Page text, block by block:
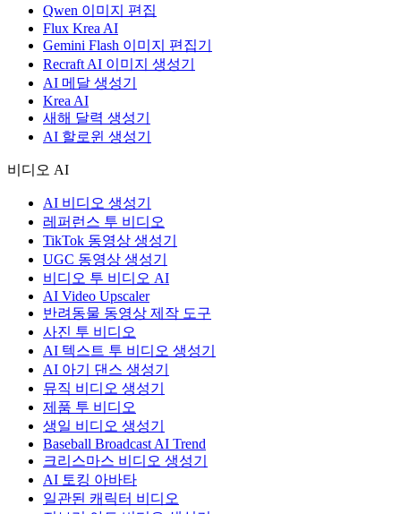
Qwen 이미지 편집
Flux Krea AI
Gemini Flash 이미지 편집기
Recraft AI 이미지 생성기
AI 메달 생성기
Krea AI
새해 달력 생성기
AI 할로윈 생성기
비디오 AI
AI 비디오 생성기
레퍼런스 투 비디오
TikTok 동영상 생성기
UGC 동영상 생성기
비디오 투 비디오 AI
AI Video Upscaler
반려동물 동영상 제작 도구
사진 투 비디오
AI 텍스트 투 비디오 생성기
AI 아기 댄스 생성기
뮤직 비디오 생성기
제품 투 비디오
생일 비디오 생성기
Baseball Broadcast AI Trend
크리스마스 비디오 생성기
AI 토킹 아바타
일관된 캐릭터 비디오